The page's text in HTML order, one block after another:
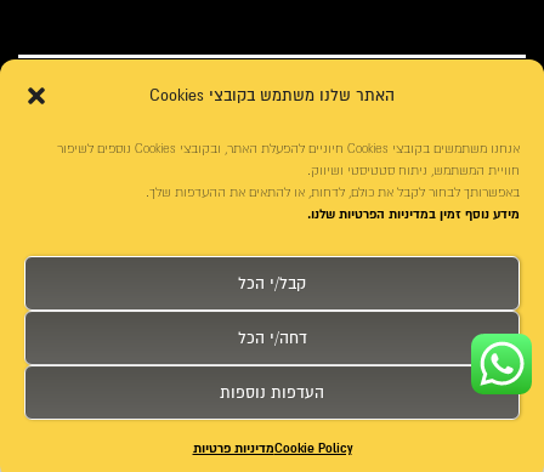
האתר שלנו משתמש בקובצי Cookies
אנחנו משתמשים בקובצי Cookies חיוניים להפעלת האתר, ובקובצי Cookies נוספים לשיפור
חוויית המשתמש, ניתוח סטטיסטי ושיווק.
באפשרותך לבחור לקבל את כולם, לדחות, או להתאים את ההעדפות שלך.
מידע נוסף זמין במדיניות הפרטיות שלנו.
קבל/י הכל
דחה/י הכל
העדפות נוספות
Cookie Policyמדיניות פרטיות
עיצוב האתר:ארז רזניקוב |עיצוב אתר : דיגיטאצ'
אאא בית לטיפוגרפיה עברית | פונטביט
קידום האתר: